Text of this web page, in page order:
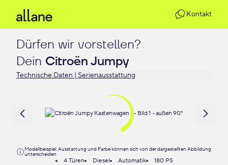
Kontakt
Dürfen wir vorstellen?
Dein Citroën Jumpy
Technische Daten | Serienausstattung
Modellbeispiel: Ausstattung und Farbe können sich von der dargestellten Abbildung
unterscheiden
4 Türen Diesel Automatik 180 PS